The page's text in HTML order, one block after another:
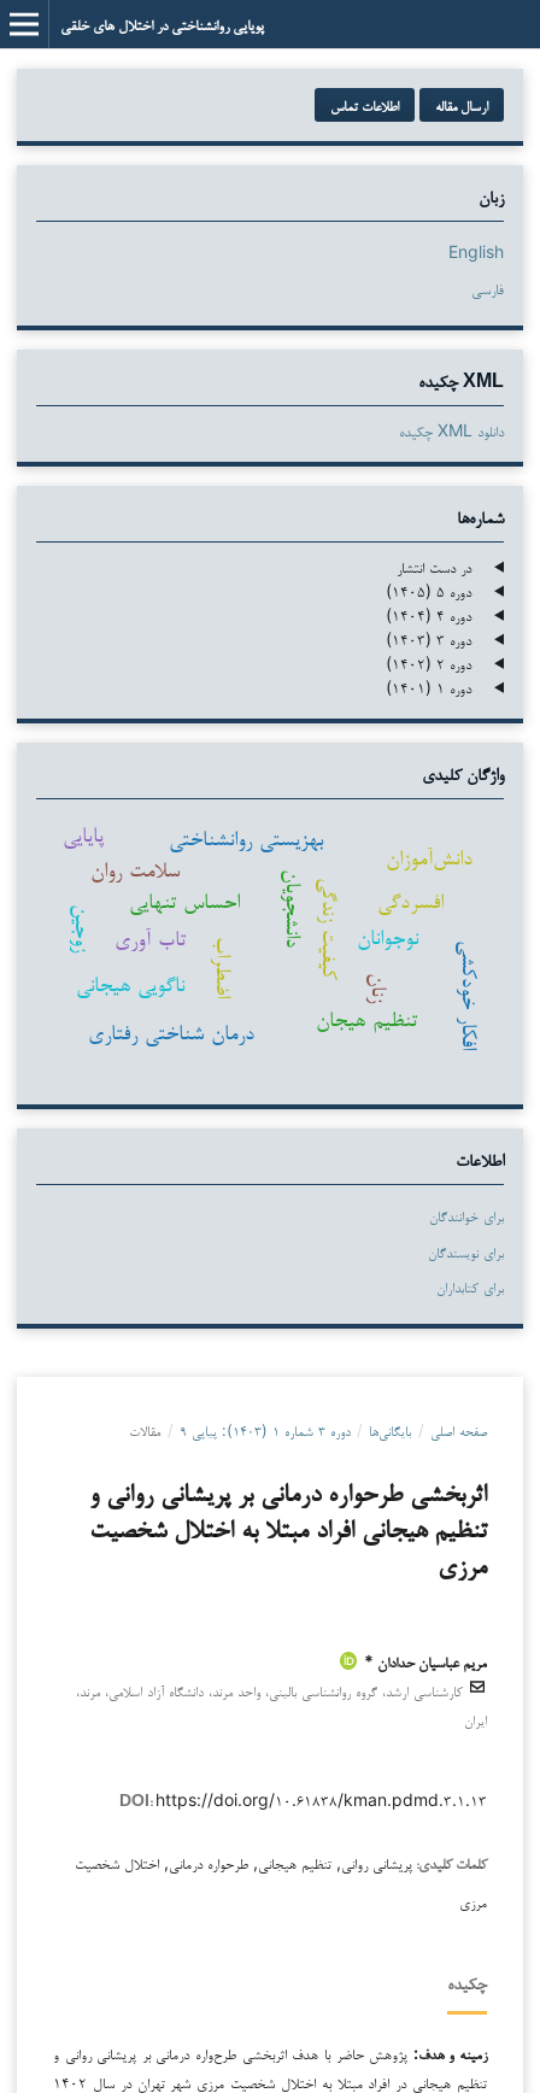
پویایی روانشناختی در اختلال های خلقی
ارسال مقاله اطلاعات تماس
زبان
English
فارسی
XML چکیده
دانلود XML چکیده
شماره‌ها
در دست انتشار
دوره ۵ (۱۴۰۵)
دوره ۴ (۱۴۰۴)
دوره ۳ (۱۴۰۳)
دوره ۲ (۱۴۰۲)
دوره ۱ (۱۴۰۱)
واژگان کلیدی
دانشجویان کیفیت زندگی نوجوانان
افسردگی
بهزیستی روانشناختی
دانش‌آموزان
تنظیم هیجان
درمان شناختی رفتاری
ناگویی هیجانی
احساس تنهایی
زوجین تاب آوری
سلامت روان
پایایی
اطلاعات
برای خوانندگان
برای نویسندگان
برای کتابداران
صفحه اصلی / بایگانی‌ها / دوره ۳ شماره ۱ (۱۴۰۳): پیاپی ۹ / مقالات
اثربخشی طرحواره درمانی بر پریشانی روانی و
تنظیم هیجانی افراد مبتلا به اختلال شخصیت
مرزی
مریم عباسیان حدادان *
کارشناسی ارشد، گروه روانشناسی بالینی، واحد مرند، دانشگاه آزاد اسلامی، مرند،
DOI:https://doi.org/۱۰.۶۱۸۳۸/kman.pdmd.۳.۱.۱۳
کلمات کلیدی:پریشانی روانی, تنظیم هیجانی, طرحواره درمانی, اختلال شخصیت
مرزی
چکیده
زمینه و هدف:پژوهش حاضر با هدف اثربخشی طرح‌واره درمانی بر پریشانی روانی و
تنظیم هیجانی در افراد مبتلا به اختلال شخصیت مرزی شهر تهران در سال ۱۴۰۲